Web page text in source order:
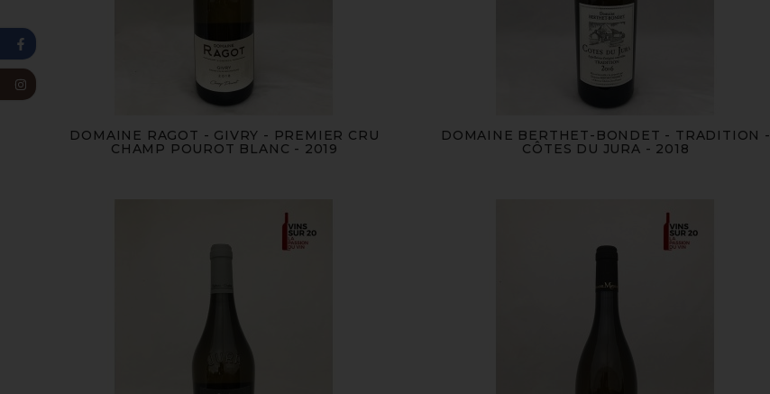
DOMAINE RAGOT - GIVRY - PREMIER CRU
CHAMP POUROT BLANC - 2019
DOMAINE BERTHET-BONDET - TRADITION -
CÔTES DU JURA - 2018